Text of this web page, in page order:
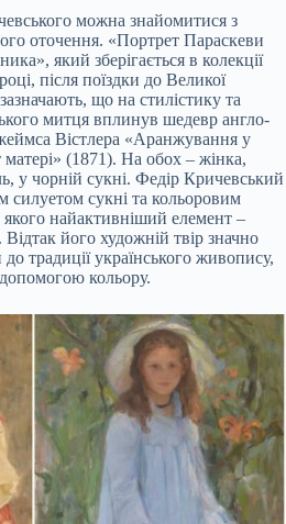
можна знайомитися з
оточення. «Портрет Параскеви
який зберігається в колекції
після поїздки до Великої
що на стилістику та
митця вплинув шедевр англо-
Вістлера «Аранжування у
(1871). На обох – жінка,
у чорній сукні. Федір Кричевський
силуетом сукні та кольоровим
якого найактивніший елемент –
Відтак його художній твір значно
традиції українського живопису,
кольору.